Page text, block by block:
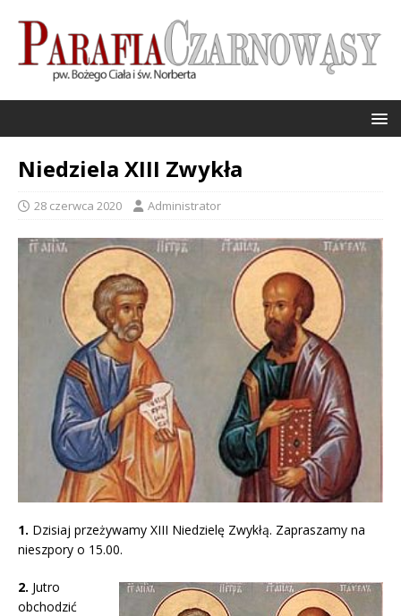
Niedziela XIII Zwykła
28 czerwca 2020 Administrator
1. Dzisiaj przeżywamy XIII Niedzielę Zwykłą. Zapraszamy na
nieszpory o 15.00.
2. Jutro
obchodzić